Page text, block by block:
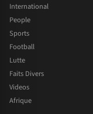
International
People
Sports
Football
Lutte
Faits Divers
Videos
Afrique